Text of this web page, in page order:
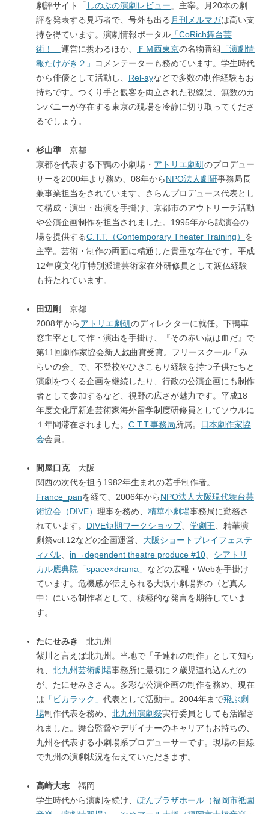
劇評サイト「 しのぶの演劇レビュー 」主宰。月20本の劇
評を発表する見巧者で、号外も出る 月刊メルマガは高い支
持を得ています。演劇情報ポータル 「CoRich舞台芸
術！」 運営に携わるほか、 ＦＭ西東京の名物番組
「演劇情
報たけがき２」
コメンテーターも務めています。学生時代
から俳優として活動し、 Rel-ayなどで多数の制作経験もお
持ちです。つくり手と観客を両立された視線は、無数のカ
ンパニーが存在する東京の現場を冷静に切り取ってくださ
るでしょう。
杉山準 京都
京都を代表する下鴨の小劇場・ アトリエ劇研のプロデュー
サーを2000年より務め、08年からNPO法人劇研事務局長
兼事業担当をされています。さらんプロデュース代表とし
て構成・演出・出演を手掛け、京都市のアウトリーチ活動
や公演企画制作を担当されました。1995年から試演会の
場を提供するC.T.T.（Contemporary Theater Training） を
主宰。芸術・制作の両面に精通した貴重な存在です。平成
12年度文化庁特別派遣芸術家在外研修員として渡仏経験
も持たれています。
田辺剛
京都
2008年からアトリエ劇研のディレクターに就任。下鴨車
窓主宰として作・演出を手掛け、『その赤い点は血だ』で
第11回劇作家協会新人戯曲賞受賞。フリースクール「み
らいの会」で、不登校やひきこもり経験を持つ子供たちと
演劇をつくる企画を継続したり、行政の公演企画にも制作
者として参加するなど、視野の広さが魅力です。平成18
年度文化庁新進芸術家海外留学制度研修員としてソウルに
１年間滞在されました。 C.T.T.事務局所属。
日本劇作家協
会会員。
間屋口克大阪
関西の次代を担う1982年生まれの若手制作者。
France_panを経て、2006年からNPO法人大阪現代舞台芸
術協会（DIVE） 理事を務め、 精華小劇場事務局に勤務さ
れています。 DIVE短期ワークショップ、 学劇王 、精華演
劇祭vol.12などの企画運営、 大阪ショートプレイフェステ
ィバル
in→dependent theatre produce #10
シアトリ
カル應典院「space×drama」 などの広報・Webを手掛け
ています。危機感が伝えられる大阪小劇場界の〈ど真ん
中〉にいる制作者として、積極的な発言を期待していま
す。
たにせみき
北九州
紫川と言えば北九州。当地で「子連れの制作」として知ら
れ、 北九州芸術劇場事務所に最初に２歳児連れ込んだの
が、たにせみきさん。多彩な公演企画の制作を務め、現在
は 「ピカラック」 代表として活動中。2004年まで飛ぶ劇
場制作代表を務め、 北九州演劇祭実行委員としても活躍さ
れました。舞台監督やデザイナーのキャリアもお持ちの、
九州を代表する小劇場系プロデューサーです。現場の目線
で九州の演劇状況を伝えていただきます。
高崎大志 福岡
学生時代から演劇を続け、 ぽんプラザホール（福岡市祗園